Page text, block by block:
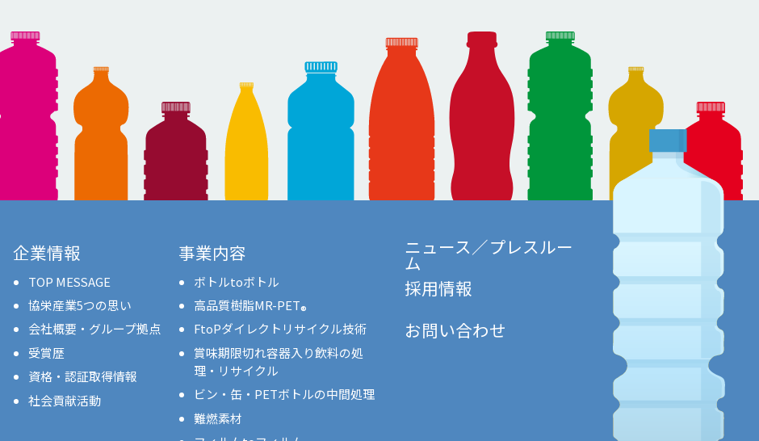
企業情報
TOP MESSAGE
協栄産業5つの思い
会社概要・グループ拠点
受賞歴
資格・認証取得情報
社会貢献活動
事業内容
ボトルtoボトル
高品質樹脂MR-PET®
FtoPダイレクトリサイクル技術
賞味期限切れ容器入り飲料の処
理・リサイクル
ビン・缶・PETボトルの中間処理
難燃素材
ニュース／プレスルー
ム
採用情報
お問い合わせ